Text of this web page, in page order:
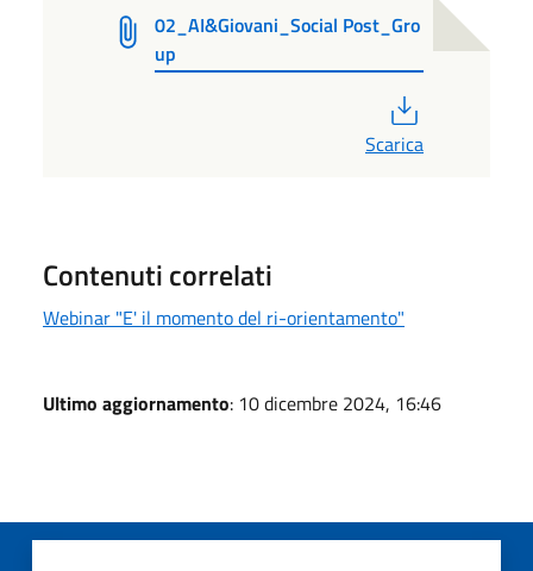
02_AI&Giovani_Social Post_Gro
up
Scarica
Contenuti correlati
Webinar "E' il momento del ri-orientamento"
Ultimo aggiornamento: 10 dicembre 2024, 16:46